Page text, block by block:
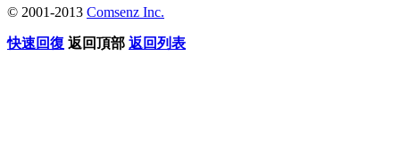
© 2001-2013 Comsenz Inc.
快速回復 返回頂部 返回列表